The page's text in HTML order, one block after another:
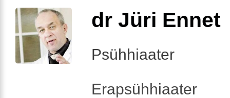
dr Jüri Ennet
Psühhiaater
Erapsühhiaater